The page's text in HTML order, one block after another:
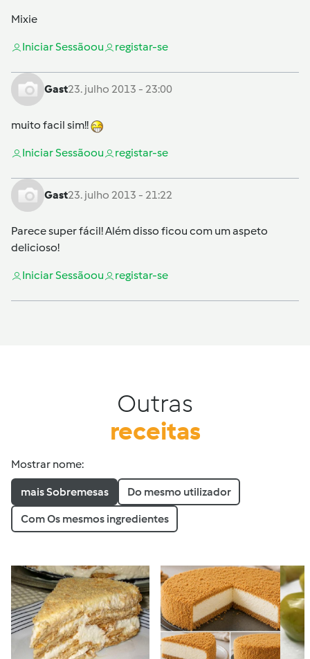
Mixie
Iniciar Sessãoou registar-se
Gast23. julho 2013 - 23:00
muito facil sim!!
Iniciar Sessãoou registar-se
Gast23. julho 2013 - 21:22
Parece super fácil! Além disso ficou com um aspeto
delicioso!
Iniciar Sessãoou registar-se
Outras
receitas
Mostrar nome:
mais Sobremesas Do mesmo utilizador
Com Os mesmos ingredientes